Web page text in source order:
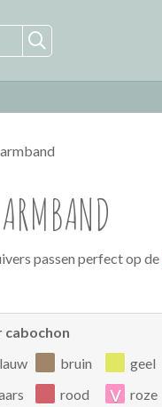
passen perfect op de
cabochon
bruin geel
rood v roze